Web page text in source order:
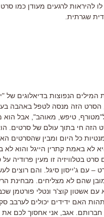
להיראות לרגעים מעודן כמו
שגרתית.
הנפוצות בדיאלוגים של
הסרט הזה מנסה לטפל באהבה
טיפש, מאוהב", אבל הוא
הזה חי בתוך עולם של סרטים.
כל היום ומבין שהסרטים
לא באמת קתרין הייגל והוא לא
סרט בטלוויזיה זו מעין פרודיה
– עם ג'ייסון סיגל. והם רוצים
שהם לא מצליחים. מבחינת
עם אשטון קוצ'ר ונטלי פורטמן
האם ידידים יכולים לערבב
אגב, אני אחסוך לכם